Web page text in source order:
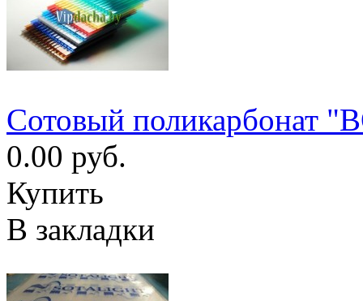
Сотовый поликарбонат
0.00 руб.
Купить
В закладки